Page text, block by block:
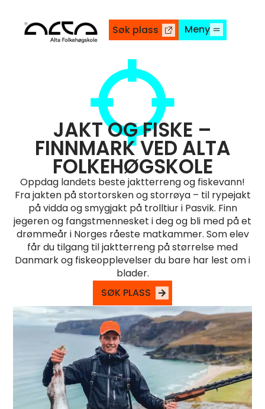
Søk plass Meny
JAKT OG FISKE –
FINNMARK VED ALTA
FOLKEHØGSKOLE
Oppdag landets beste jaktterreng og fiskevann!
Fra jakten på stortorsken og storrøya – til rypejakt
på vidda og smygjakt på trolltiur i Pasvik. Finn
jegeren og fangstmennesket i deg og bli med på et
drømmeår i Norges råeste matkammer. Som elev
får du tilgang til jaktterreng på størrelse med
Danmark og fiskeopplevelser du bare har lest om i
blader.
SØK PLASS